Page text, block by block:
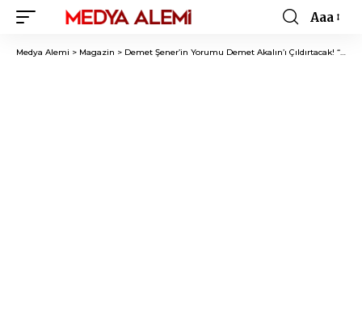
Font
Resizer
Aaa
Medya Alemi > Magazin > Demet Şener’in Yorumu Demet Akalın’ı Çıldırtacak! “Yıllarca Üzerimden Prim Yaptı, Mağdur Numarasıyla…”